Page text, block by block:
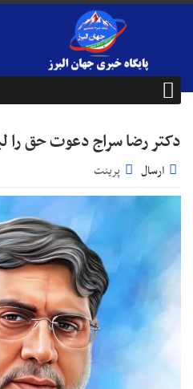
دکتر رضا سراج دعوت حق
ارسال پرینت